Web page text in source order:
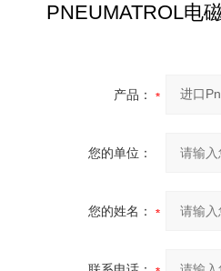
PNEUMATROL电
产品：
您的单位：
您的姓名：